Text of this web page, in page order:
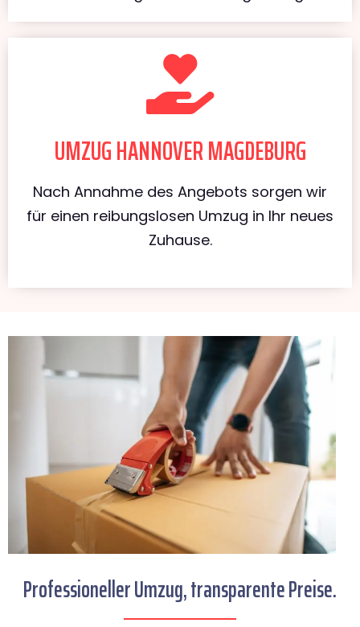
UMZUG HANNOVER MAGDEBURG
Nach Annahme des Angebots sorgen wir
für einen reibungslosen Umzug in Ihr neues
Zuhause.
Professioneller Umzug, transparente Preise.